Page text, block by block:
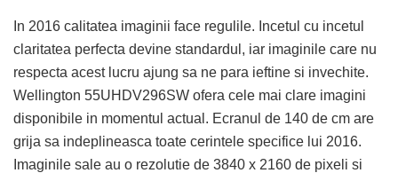
In 2016 calitatea imaginii face regulile. Incetul cu incetul
claritatea perfecta devine standardul, iar imaginile care nu
respecta acest lucru ajung sa ne para ieftine si invechite.
Wellington 55UHDV296SW ofera cele mai clare imagini
disponibile in momentul actual. Ecranul de 140 de cm are
grija sa indeplineasca toate cerintele specifice lui 2016.
Imaginile sale au o rezolutie de 3840 x 2160 de pixeli si